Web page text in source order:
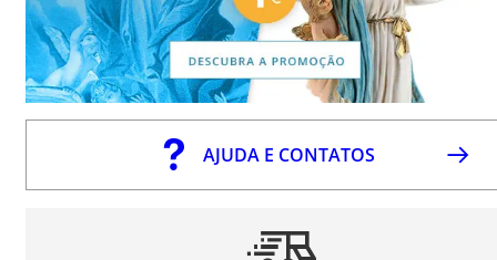
AJUDA E CONTATOS